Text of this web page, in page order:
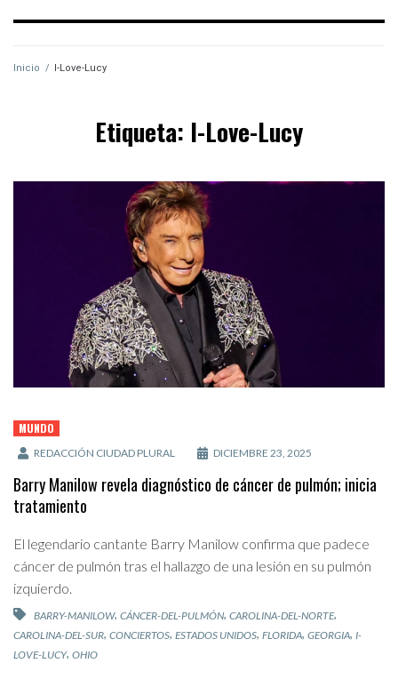
Inicio / I-Love-Lucy
Etiqueta: I-Love-Lucy
MUNDO
REDACCIÓN CIUDAD PLURAL DICIEMBRE 23, 2025
Barry Manilow revela diagnóstico de cáncer de pulmón; inicia
tratamiento
El legendario cantante Barry Manilow confirma que padece
cáncer de pulmón tras el hallazgo de una lesión en su pulmón
izquierdo.
BARRY-MANILOW, CÁNCER-DEL-PULMÓN, CAROLINA-DEL-NORTE,
CAROLINA-DEL-SUR, CONCIERTOS, ESTADOS UNIDOS, FLORIDA, GEORGIA, I-
LOVE-LUCY, OHIO